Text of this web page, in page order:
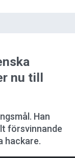
nu till
Han
försvinnande
hackare.